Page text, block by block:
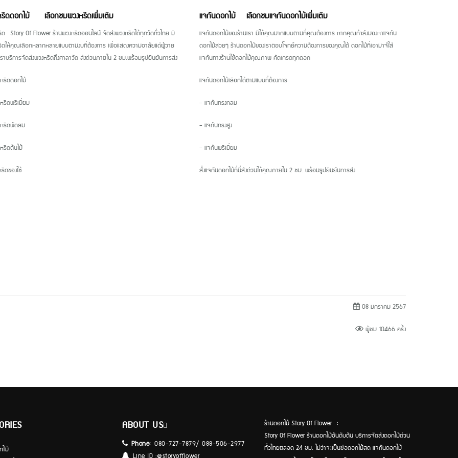
ดดอกไม้ เลือกชมพวงหรีดเพิ่มเติม
ด Story Of Flower ร้านพวงหรีดออนไลน์ จัดส่งพวงหรีดได้ทุกวัดทั่วไทย มี
ให้คุณเลือกหลากหลายแบบตามงบที่ต้องการ เพื่อแสดงความอาลัยแด่ผู้วาย
าบริการจัดส่งพวงหรีดถึงศาลาวัด ส่งด่วนภายใน 2 ชม.พร้อมรูปยืนยันการส่ง
รีดดอกไม้
รีดพรีเมี่ยม
รีดพัดลม
รีดต้นไม้
ดของใช้
แจกันดอกไม้ เลือกชมแจกันดอกไม้เพิ่มเติม
แจกันดอกไม้ของร้านเรา มีให้คุณมากแบบตามที่คุณต้องการ หากคุณกำลังมองหาแจกัน
ดอกไม้สวยๆ ร้านดอกไม้ของเราตอบโจทย์ความต้องการของคุณได้ ดอกไม้ที่เอามาจัใส่
แจกันทางร้านใช้ดอกไม้คุณภาพ คัดเกรดทุกดอก
แจกันดอกไม้เลือกได้ตามแบบที่ต้องการ
- แจกันทรงกลม
- แจกันทรงสูง
- แจกันพรีเมี่ยม
สั่งแจกันดอกไม้ที่นี่ส่งด่วนให้คุณภายใน 2 ชม. พร้อมรูปยืนยันการส่ง
08 มกราคม 2567
ผู้ชม 10466 ครั้ง
ม้
ABOUT US
Phone: 080-727-7879/ 088-506-2977
ร้านดอกไม้ Story Of Flower :
Story Of Flower ร้านดอกไม้อันดับต้น บริการจัดส่งดอกไม้ด่วน
ทั่วไทยตลอด 24 ชม. ไม่ว่าจะเป็นช่อดอกไม้สด แจกันดอกไม้